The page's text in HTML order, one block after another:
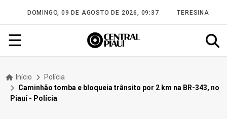
DOMINGO, 09 DE AGOSTO DE 2026, 09:37 TERESINA
☰
Início
Polícia
Caminhão tomba e bloqueia trânsito por 2 km na BR-343, no
Piauí - Polícia